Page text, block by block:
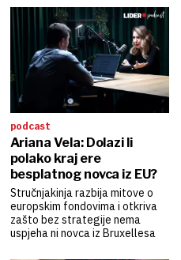
podcast
Ariana Vela: Dolazi li
polako kraj ere
besplatnog novca iz EU?
Stručnjakinja razbija mitove o
europskim fondovima i otkriva
zašto bez strategije nema
uspjeha ni novca iz Bruxellesa